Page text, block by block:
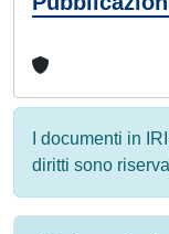
I documenti in
diritti sono